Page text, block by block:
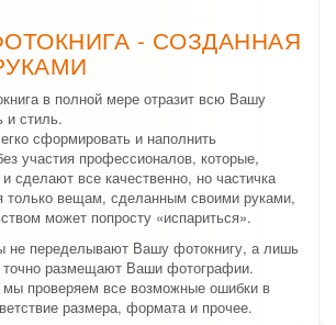
- СОЗДАННАЯ
в полной мере отразит всю Вашу
и стиль.
сформировать и наполнить
участия профессионалов, которые,
сделают все качественно, но частичка
только вещам, сделанным своими руками,
может попросту «испариться».
не переделывают Вашу фотокнигу, а лишь
точно размещают Ваши фотографии.
мы проверяем все возможные ошибки в
размера, формата и прочее.